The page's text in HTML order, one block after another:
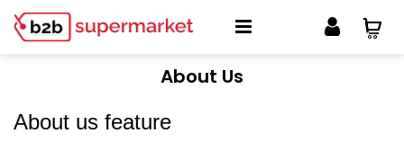
About Us
About us feature